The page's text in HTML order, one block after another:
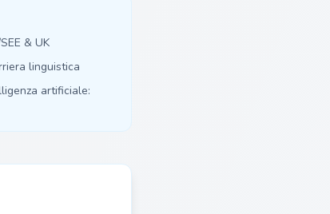
& UK
linguistica
artificiale: